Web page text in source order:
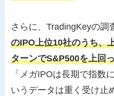
さらに、TradingKeyの調
のIPO上位10社のうち、
ターンでS&P500を上回
「メガIPOは長期で指数
いうデータは重く受け止